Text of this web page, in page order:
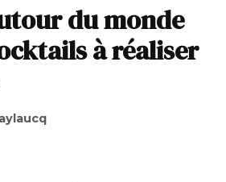
du monde
à réaliser